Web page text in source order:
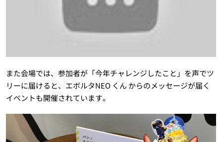
また会場では、参加者が「今年チャレンジしたこと」を声でツ
リーに届けると、エボルタNEO くん からのメッセージが届く
イベントも開催されています。